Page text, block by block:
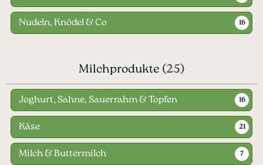
Nudeln, Knödel & Co 16
Milchprodukte (25)
Joghurt, Sahne, Sauerrahm & Topfen 16
Käse 21
Milch & Buttermilch 7